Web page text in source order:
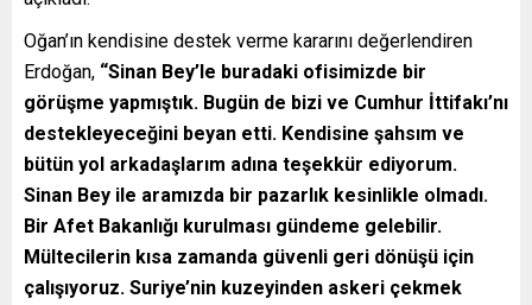
Oğan’ın kendisine destek verme kararını değerlendiren
Erdoğan, “Sinan Bey’le buradaki ofisimizde bir
görüşme yapmıştık. Bugün de bizi ve Cumhur İttifakı’nı
destekleyeceğini beyan etti. Kendisine şahsım ve
bütün yol arkadaşlarım adına teşekkür ediyorum.
Sinan Bey ile aramızda bir pazarlık kesinlikle olmadı.
Bir Afet Bakanlığı kurulması gündeme gelebilir.
Mültecilerin kısa zamanda güvenli geri dönüşü için
çalışıyoruz. Suriye’nin kuzeyinden askeri çekmek